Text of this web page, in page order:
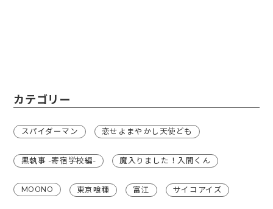
カテゴリー
スパイダーマン 恋せよまやかし天使ども
黒執事 -寄宿学校編- 魔入りました！入間くん
MOONO 東京喰種 富江 サイコアイズ